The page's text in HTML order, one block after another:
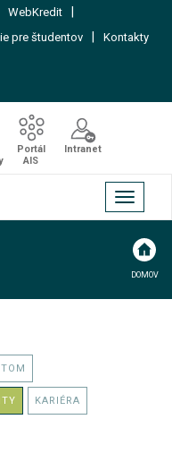
WebKredit
pre študentov Kontakty
Portál
AIS
Intranet
Toggle
DOMOV
KARIÉRA